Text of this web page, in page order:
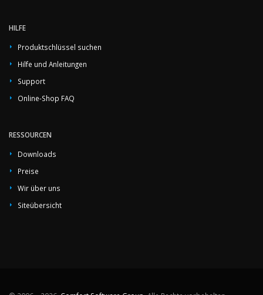
HILFE
Produktschlüssel suchen
Hilfe und Anleitungen
Support
Online-Shop FAQ
RESSOURCEN
Downloads
Preise
Wir über uns
Siteübersicht